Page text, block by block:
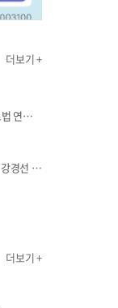
더보기 +
한국임상약학회, 2026 약물치료법 연수강좌 8월 21일 개최
강스템바이오텍, 창업자 서울대 강경선 교수 최고과학책임자 선임
더보기 +